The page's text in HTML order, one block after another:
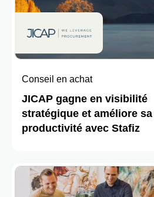
Conseil en achat
JICAP gagne en visibilité
stratégique et améliore sa
productivité avec Stafiz